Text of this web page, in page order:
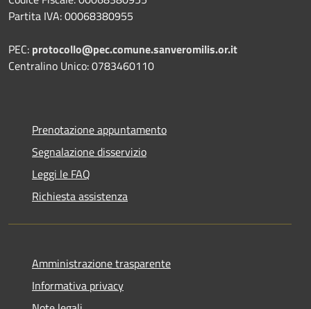
Partita IVA: 00068380955
PEC: protocollo@pec.comune.sanveromilis.or.it
Centralino Unico: 0783460110
Prenotazione appuntamento
Segnalazione disservizio
Leggi le FAQ
Richiesta assistenza
Amministrazione trasparente
Informativa privacy